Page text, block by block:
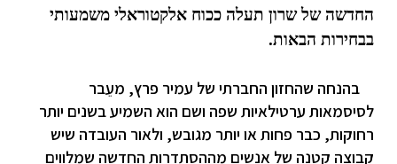
החדשה של שרון תעלה ככוח אלקטוראלי משמעותי
בבחירות הבאות.
בהנחה שהחזון החברתי של עמיר פרץ, מעֵבר
לסיסמאות ערטילאיות שפה ושם הוא השמיע בשנים יותר
רחוקות, כבר פחות או יותר מגובש, ולאור העובדה שיש
קבוצה קטנה של אנשים מההסתדרות החדשה שמלווים